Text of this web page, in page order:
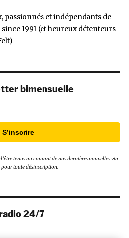
passionnés et indépendants de
1991 (et heureux détenteurs
bimensuelle
S’inscrire
tenus au courant de nos dernières nouvelles via
pour toute désinscription.
24/7